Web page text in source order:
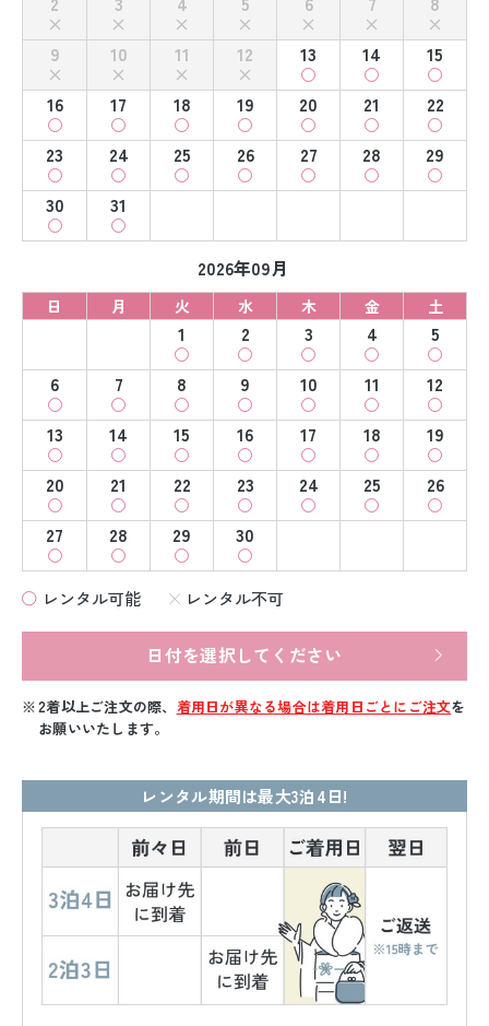
9
10 11 12 13 14
15
16
17 18 19 20 21
22
23
24 25 26 27 28
29
30
31
2026年09月
日 月 火 水 木 金 土
1 2 3 4
5
6
7 8 9 10 11
12
13
14 15 16 17 18
19
20
21 22 23 24 25
26
27
28 29 30
レンタル可能 レンタル不可
日付を選択してください
2着以上ご注文の際、 着用日が異なる場合は着用日ごとにご注文を
お願いいたします。
レンタル期間は最大3泊4日!